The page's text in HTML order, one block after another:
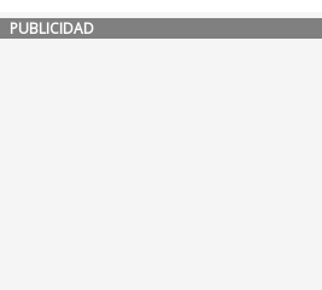
PUBLICIDAD